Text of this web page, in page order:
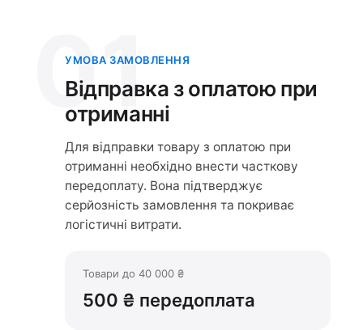
01
УМОВА ЗАМОВЛЕННЯ
Відправка з оплатою при
отриманні
Для відправки товару з оплатою при
отриманні необхідно внести часткову
передоплату. Вона підтверджує
серйозність замовлення та покриває
логістичні витрати.
Товари до 40 000 ₴
500 ₴ передоплата